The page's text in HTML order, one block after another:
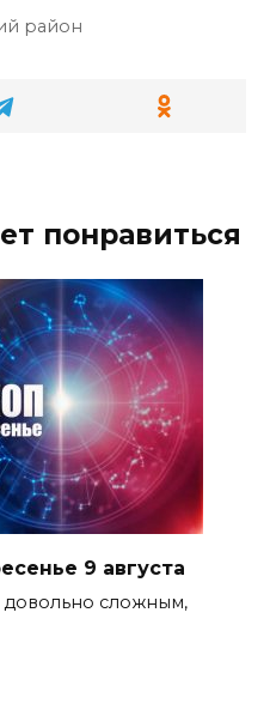
район
понравиться
9 августа
сложным,